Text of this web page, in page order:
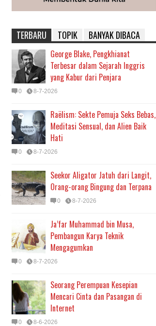
TERBARU TOPIK BANYAK DIBACA
George Blake, Pengkhianat
Terbesar dalam Sejarah Inggris
yang Kabur dari Penjara
0 8-7-2026
Raëlism: Sekte Pemuja Seks Bebas,
Meditasi Sensual, dan Alien Baik
Hati
0 8-7-2026
Seekor Aligator Jatuh dari Langit,
Orang-orang Bingung dan Terpana
0 8-7-2026
Ja’far Muhammad bin Musa,
Pembangun Karya Teknik
Mengagumkan
0 8-7-2026
Seorang Perempuan Kesepian
Mencari Cinta dan Pasangan di
Internet
0 8-6-2026